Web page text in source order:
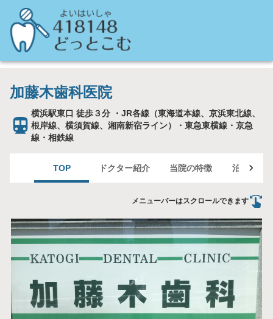
加藤木歯科医院
横浜駅東口 徒歩３分 ・JR各線（東海道本線、京浜東北線、
根岸線、横須賀線、湘南新宿ライン）・東急東横線・京急
線・相鉄線
TOP ドクター紹介 当院の特徴 治療案内
メニューバーはスクロールできます